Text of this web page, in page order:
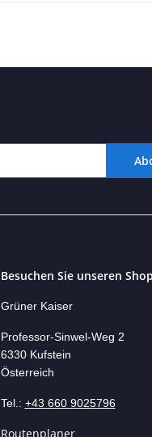
Besuchen Sie unseren
Grüner Kaiser
Professor-Sinwel-Weg 2
6330 Kufstein
Österreich
Tel.: +43 660 9025796
Routenplaner